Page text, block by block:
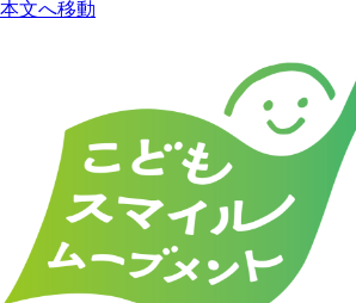
本文へ移動